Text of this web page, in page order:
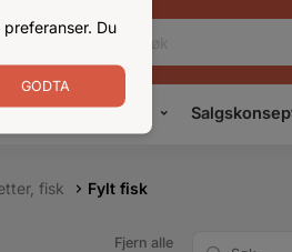
Du
GODTA
Konsepter
fisk Fylt fisk
Fjern alle